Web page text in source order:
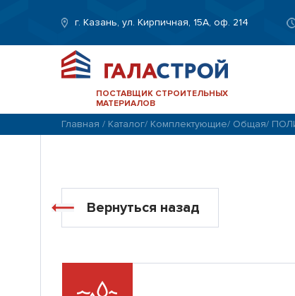
г. Казань, ул. Кирпичная, 15А, оф. 214
ПОСТАВЩИК СТРОИТЕЛЬНЫХ
МАТЕРИАЛОВ
Главная / Каталог/ Комплектующие/ Общая/
Вернуться назад